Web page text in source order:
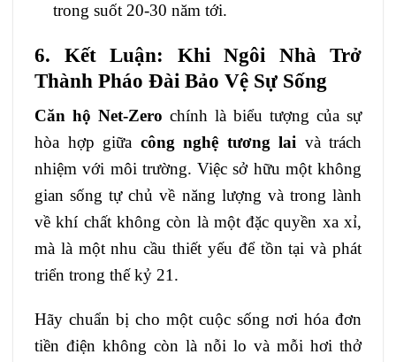
trong suốt 20-30 năm tới.
6. Kết Luận: Khi Ngôi Nhà Trở
Thành Pháo Đài Bảo Vệ Sự Sống
Căn hộ Net-Zero chính là biểu tượng của sự
hòa hợp giữa công nghệ tương lai và trách
nhiệm với môi trường. Việc sở hữu một không
gian sống tự chủ về năng lượng và trong lành
về khí chất không còn là một đặc quyền xa xỉ,
mà là một nhu cầu thiết yếu để tồn tại và phát
triển trong thế kỷ 21.
Hãy chuẩn bị cho một cuộc sống nơi hóa đơn
tiền điện không còn là nỗi lo và mỗi hơi thở